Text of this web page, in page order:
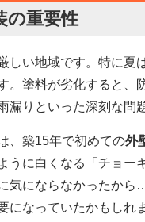
の重要性
しい地域です。特に
。塗料が劣化すると
りといった深刻な問
、築15年で初めての外
うに白くなる「チョ
気にならなかったか
になっていたかもしれ